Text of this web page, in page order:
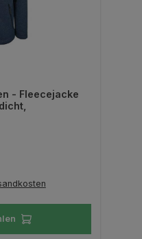
- Fleecejacke